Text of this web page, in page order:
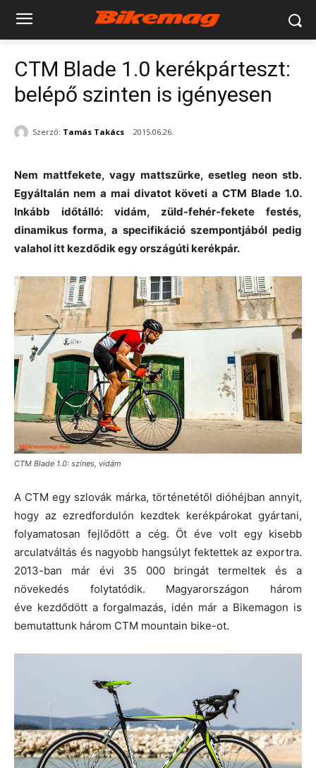
CTM Blade 1.0 kerékpárteszt:
belépő szinten is igényesen
Szerző: Tamás Takács 2015.06.26.
Nem mattfekete, vagy mattszürke, esetleg neon stb.
Egyáltalán nem a mai divatot követi a CTM Blade 1.0.
Inkább időtálló: vidám, züld-fehér-fekete festés,
dinamikus forma, a specifikáció szempontjából pedig
valahol itt kezdődik egy országúti kerékpár.
CTM Blade 1.0: színes, vidám
A CTM egy szlovák márka, történetétől dióhéjban annyit,
hogy az ezredfordulón kezdtek kerékpárokat gyártani,
folyamatosan fejlődött a cég. Öt éve volt egy kisebb
arculatváltás és nagyobb hangsúlyt fektettek az exportra.
2013-ban már évi 35 000 bringát termeltek és a
növekedés folytatódik. Magyarországon három
éve kezdődött a forgalmazás, idén már a Bikemagon is
bemutattunk három CTM mountain bike-ot.